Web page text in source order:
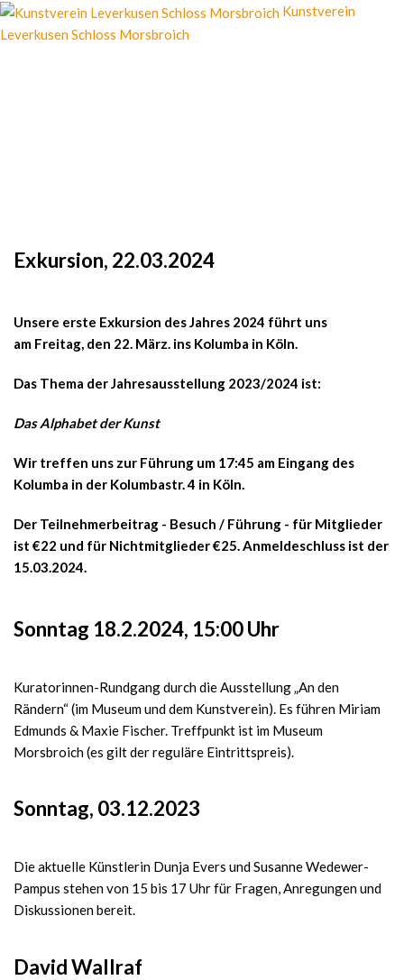
Kunstverein
Leverkusen Schloss Morsbroich
Exkursion, 22.03.2024
Unsere erste Exkursion des Jahres 2024 führt uns
am Freitag, den 22. März. ins Kolumba in Köln.
Das Thema der Jahresausstellung 2023/2024 ist:
Das Alphabet der Kunst
Wir treffen uns zur Führung um 17:45 am Eingang des
Kolumba in der Kolumbastr. 4 in Köln.
Der Teilnehmerbeitrag - Besuch / Führung - für Mitglieder
ist €22 und für Nichtmitglieder €25.Anmeldeschluss ist der
15.03.2024.
Sonntag 18.2.2024, 15:00 Uhr
Kuratorinnen-Rundgang durch die Ausstellung „An den
Rändern“ (im Museum und dem Kunstverein). Es führen Miriam
Edmunds & Maxie Fischer. Treffpunkt ist im Museum
Morsbroich (es gilt der reguläre Eintrittspreis).
Sonntag, 03.12.2023
Die aktuelle Künstlerin Dunja Evers und Susanne Wedewer-
Pampus stehen von 15 bis 17 Uhr für Fragen, Anregungen und
Diskussionen bereit.
David Wallraf